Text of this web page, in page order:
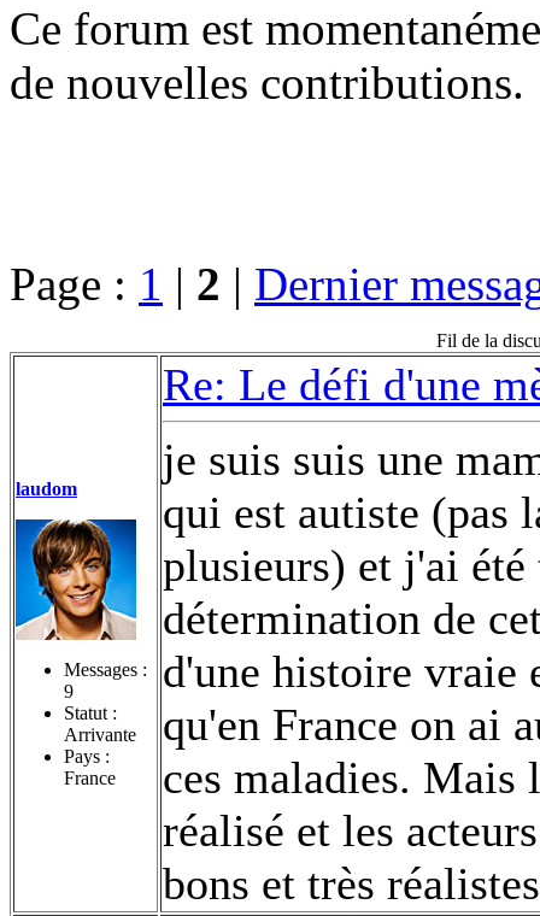
Ce forum est
de nouvelles contributions.
Page : 1 | 2 | Dernier
Fil de la
laudom
Messages :
9
Statut :
Arrivante
Pays :
France
Re: Le défi d'une
je suis suis une
qui est autiste (pas
plusieurs) et j'ai été
détermination de
d'une histoire vraie
qu'en France on ai
ces maladies.
réalisé et les
bons et très